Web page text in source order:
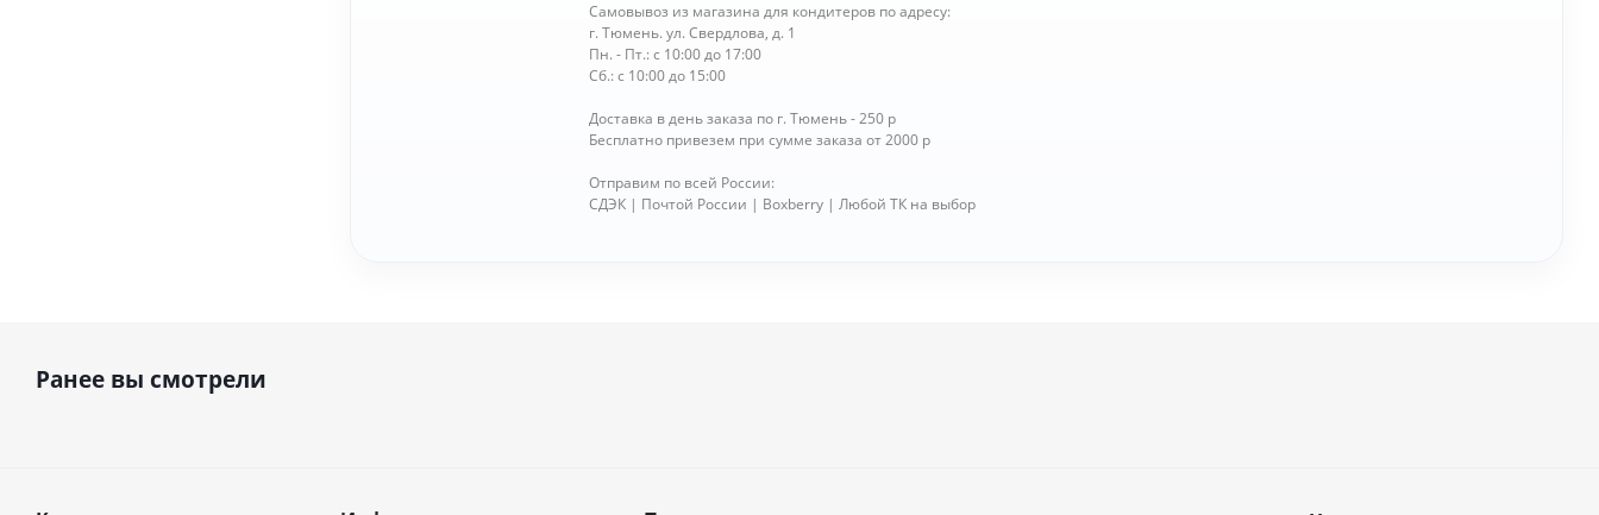
Самовывоз из магазина для кондитеров по адресу:
г. Тюмень. ул. Свердлова, д. 1
Пн. - Пт.: с 10:00 до 17:00
Сб.: с 10:00 до 15:00
Доставка в день заказа по г. Тюмень - 250 р
Бесплатно привезем при сумме заказа от 2000 р
Отправим по всей России:
СДЭК | Почтой России | Boxberry | Любой ТК на выбор
Ранее вы смотрели